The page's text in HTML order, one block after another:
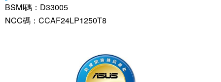
BSMI碼：D33005
NCC碼：CCAF24LP1250T8